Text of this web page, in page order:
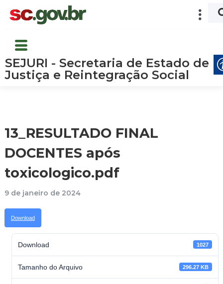
SEJURI - Secretaria de Estado de
Justiça e Reintegração Social
13_RESULTADO FINAL
DOCENTES após
toxicologico.pdf
9 de janeiro de 2024
Download
Download 1027
Tamanho do Arquivo 296.27 KB